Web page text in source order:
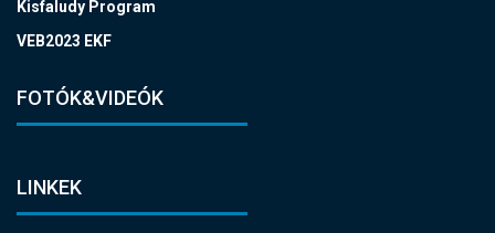
Kisfaludy Program
VEB2023 EKF
FOTÓK&VIDEÓK
LINKEK